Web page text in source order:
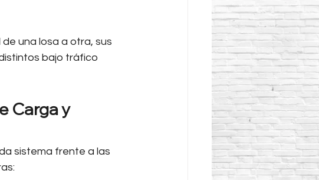
una losa a otra, sus
bajo tráfico
Carga y
sistema frente a las